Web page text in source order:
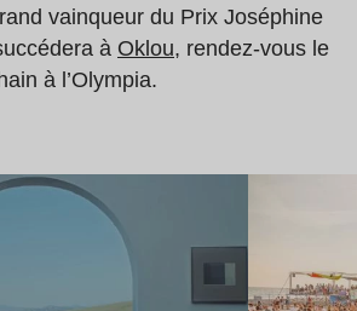
vainqueur du Prix Joséphine
à Oklou, rendez-vous le
à l’Olympia.